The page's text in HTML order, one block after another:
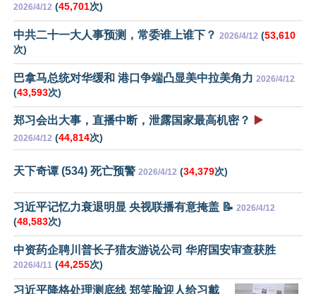
2026/4/12 (45,701次)
中共二十一大人事预测，常委谁上谁下？ 2026/4/12 (53,610
次)
巴拿马总统对华缓和 港口争端凸显美中拉美角力 2026/4/12
(43,593次)
郑习会出大事，直播中断，泄露国家最高机密？ ▶️
2026/4/12 (44,814次)
天下奇谭 (534) 死亡预警 2026/4/12 (34,379次)
习近平记忆力衰退明显 央视联播有意掩盖 📝 2026/4/12
(48,583次)
中资药企聘川普长子猎友游说公司 华府国安审查获胜
2026/4/11 (44,255次)
习近平降格处理测底线 郑笑脸迎人给习戴